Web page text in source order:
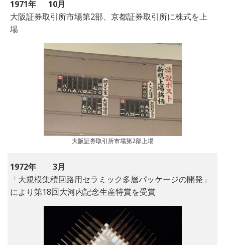
1971年
10月
大阪証券取引所市場第2部、京都証券取引所に株式を上
場
大阪証券取引所市場第2部上場
1972年
3月
「大規模集積回路用セラミック多層パッケージの開発」
により第18回大河内記念生産特賞を受賞